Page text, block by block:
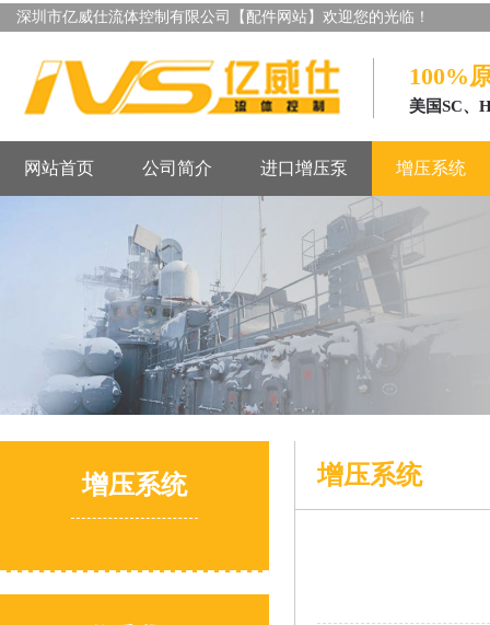
深圳市亿威仕流体控制有限公司【配件网站】欢迎您的光临！
100%
美国SC、
网站首页 公司简介 进口增压泵 增压系统
增压系统 增压系统